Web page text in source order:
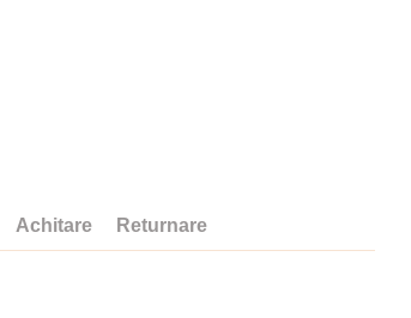
Achitare Returnare